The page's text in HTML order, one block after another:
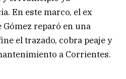
En este marco, el ex
Gómez reparó en una
el trazado, cobra peaje y
a Corrientes.